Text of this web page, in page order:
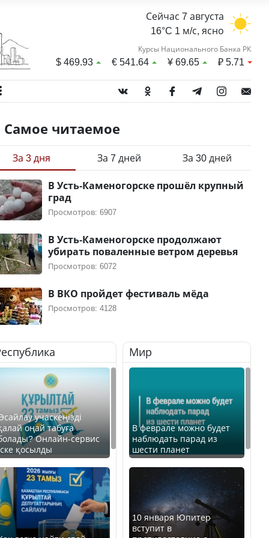
Сейчас 7 августа
16°C 1 м/с, ясно
Курсы Национального Банка РК
$469.93 €541.64 ¥69.65 ₽5.71
Самое читаемое
За 3 дня За 7 дней За 30 дней
В Усть-Каменогорске прошёл крупный
град
Просмотров: 6907
В Усть-Каменогорске продолжают
убирать поваленные ветром деревья
Просмотров: 6072
В ВКО пройдет фестиваль мёда
Просмотров: 4128
учаскеңізді
оңай табуға
Онлайн-сервис
қосылды
Мир
В феврале можно будет
наблюдать парад из
шести планет
10 января Юпитер
вступит в